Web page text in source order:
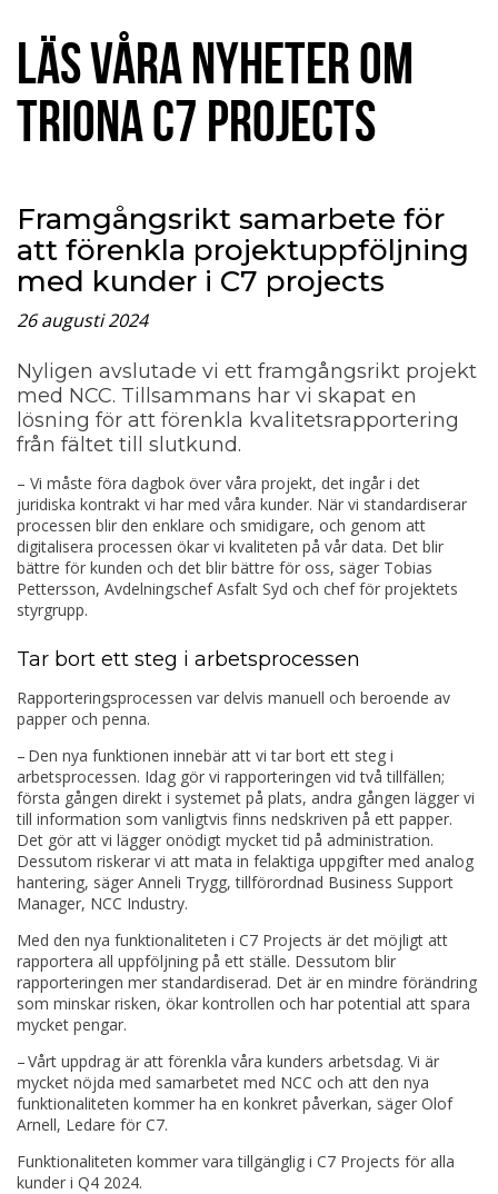
LÄS VÅRA NYHETER OM
TRIONA C7 PROJECTS
Framgångsrikt samarbete för
att förenkla projektuppföljning
med kunder i C7 projects
26 augusti 2024
Nyligen avslutade vi ett framgångsrikt projekt
med NCC. Tillsammans har vi skapat en
lösning för att förenkla kvalitetsrapportering
från fältet till slutkund.
– Vi måste föra dagbok över våra projekt, det ingår i det
juridiska kontrakt vi har med våra kunder. När vi standardiserar
processen blir den enklare och smidigare, och genom att
digitalisera processen ökar vi kvaliteten på vår data. Det blir
bättre för kunden och det blir bättre för oss, säger Tobias
Pettersson, Avdelningschef Asfalt Syd och chef för projektets
styrgrupp.
Tar bort ett steg i arbetsprocessen
Rapporteringsprocessen var delvis manuell och beroende av
papper och penna.
– Den nya funktionen innebär att vi tar bort ett steg i
arbetsprocessen. Idag gör vi rapporteringen vid två tillfällen;
första gången direkt i systemet på plats, andra gången lägger vi
till information som vanligtvis finns nedskriven på ett papper.
Det gör att vi lägger onödigt mycket tid på administration.
Dessutom riskerar vi att mata in felaktiga uppgifter med analog
hantering, säger Anneli Trygg, tillförordnad Business Support
Manager, NCC Industry.
Med den nya funktionaliteten i C7 Projects är det möjligt att
rapportera all uppföljning på ett ställe. Dessutom blir
rapporteringen mer standardiserad. Det är en mindre förändring
som minskar risken, ökar kontrollen och har potential att spara
mycket pengar.
– Vårt uppdrag är att förenkla våra kunders arbetsdag. Vi är
mycket nöjda med samarbetet med NCC och att den nya
funktionaliteten kommer ha en konkret påverkan, säger Olof
Arnell, Ledare för C7.
Funktionaliteten kommer vara tillgänglig i C7 Projects för alla
kunder i Q4 2024.